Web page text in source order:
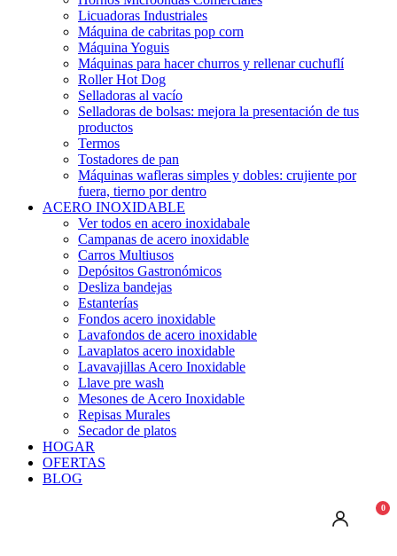
Licuadoras Industriales
Máquina de cabritas pop corn
Máquina Yoguis
Máquinas para hacer churros y rellenar cuchuflí
Roller Hot Dog
Selladoras al vacío
Selladoras de bolsas: mejora la presentación de tus
productos
Termos
Tostadores de pan
Máquinas wafleras simples y dobles: crujiente por
fuera, tierno por dentro
ACERO INOXIDABLE
Ver todos en acero inoxidabale
Campanas de acero inoxidable
Carros Multiusos
Depósitos Gastronómicos
Desliza bandejas
Estanterías
Fondos acero inoxidable
Lavafondos de acero inoxidable
Lavaplatos acero inoxidable
Lavavajillas Acero Inoxidable
Llave pre wash
Mesones de Acero Inoxidable
Repisas Murales
Secador de platos
HOGAR
OFERTAS
BLOG
0